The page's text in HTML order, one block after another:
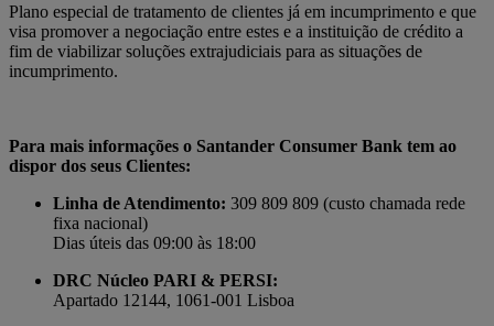
Plano especial de tratamento de clientes já em incumprimento e que
visa promover a negociação entre estes e a instituição de crédito a
fim de viabilizar soluções extrajudiciais para as situações de
incumprimento.
Para mais informações o Santander Consumer Bank tem ao
dispor dos seus Clientes:
Linha de Atendimento: 309 809 809 (custo chamada rede
fixa nacional)
Dias úteis das 09:00 às 18:00
DRC Núcleo PARI & PERSI:
Apartado 12144, 1061-001 Lisboa